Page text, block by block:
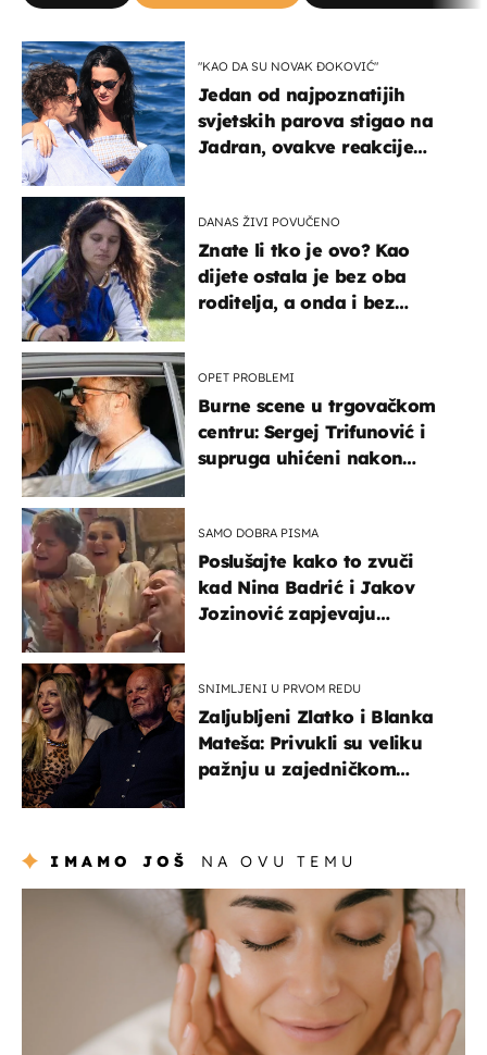
"KAO DA SU NOVAK ĐOKOVIĆ"
Jedan od najpoznatijih
svjetskih parova stigao na
Jadran, ovakve reakcije
DANAS ŽIVI POVUČENO
Znate li tko je ovo? Kao
dijete ostala je bez oba
roditelja, a onda i bez
OPET PROBLEMI
Burne scene u trgovačkom
centru: Sergej Trifunović i
supruga uhićeni nakon
SAMO DOBRA PISMA
Poslušajte kako to zvuči
kad Nina Badrić i Jakov
Jozinović zapjevaju
SNIMLJENI U PRVOM REDU
Zaljubljeni Zlatko i Blanka
Mateša: Privukli su veliku
pažnju u zajedničkom
IMAMO JOŠ NA OVU TEMU
moda & ljepota